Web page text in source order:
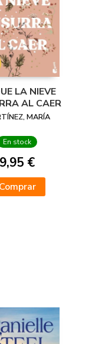
LA NIEVE
AL CAER
MARÍA
En stock
9,95 €
Comprar